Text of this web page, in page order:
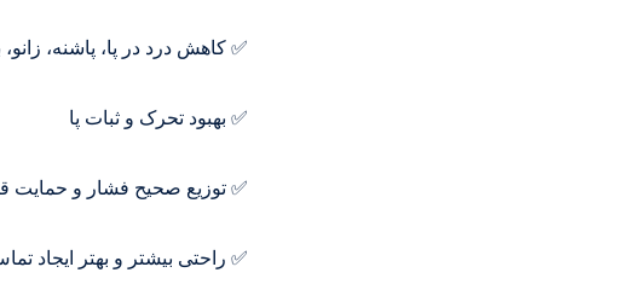
✅ کاهش درد در پا، پاشنه،
✅ بهبود تحرک و ثبات پا
✅ توزیع صحیح فشار و حمایت
✅ راحتی بیشتر و بهتر ایجاد تماس